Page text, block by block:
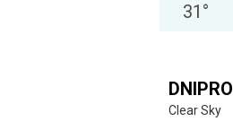
31 °
DNIPRO
Clear Sky